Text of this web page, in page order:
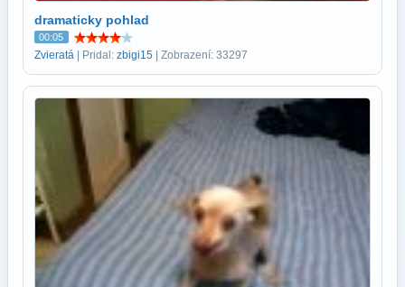
dramaticky pohlad
00:05
Zvieratá | Pridal: zbigi15 | Zobrazení: 33297